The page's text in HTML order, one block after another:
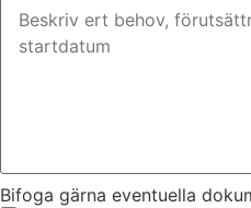
Bifoga gärna eventuella